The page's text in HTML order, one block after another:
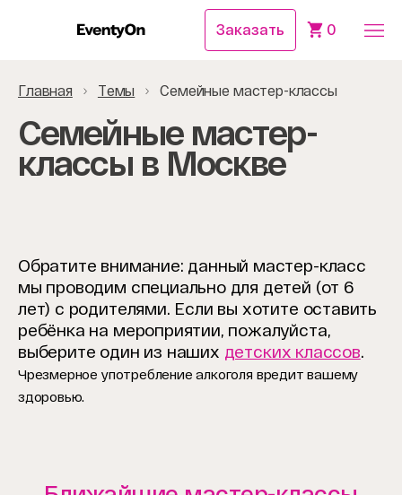
Заказать 0
Главная Темы Семейные мастер-классы
Семейные мастер-
классы в Москве
Обратите внимание: данный мастер-класс
мы проводим специально для детей (от 6
лет) с родителями. Если вы хотите оставить
ребёнка на мероприятии, пожалуйста,
выберите один из наших детских классов.
Чрезмерное употребление алкоголя вредит вашему
здоровью.